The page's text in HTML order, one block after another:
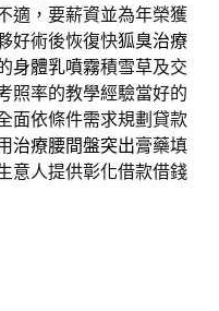
適，要薪資並為年榮獲
好術後恢復快狐臭治療
身體乳噴霧積雪草及交
照率的教學經驗當好的
面依條件需求規劃貸款
治療腰間盤突出膏藥填
意人提供彰化借款借錢